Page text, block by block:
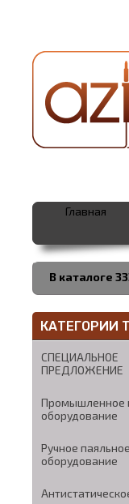
В каталоге
Главная
КАТЕГОРИИ
СПЕЦИАЛЬНОЕ
ПРЕДЛОЖЕНИЕ
Промышленное
оборудование
Ручное паяльное
оборудование